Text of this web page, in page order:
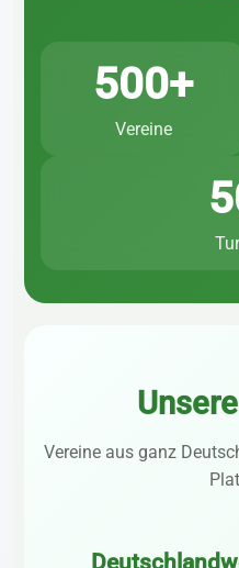
500+
Vereine
Vereine aus ganz